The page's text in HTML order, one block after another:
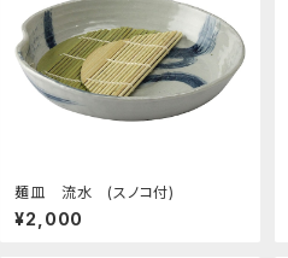
麺皿 流水 (スノコ付)
¥2,000